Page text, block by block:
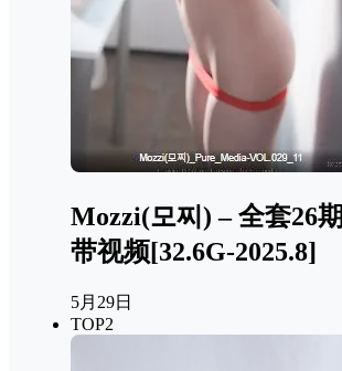
Mozzi(모찌) – 全套26期
带视频[32.6G-2025.8]
5月29日
TOP2